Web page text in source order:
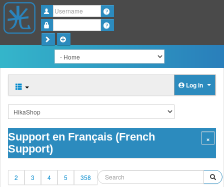
Username
Log in
Support en Français (French
Support)
2 3 4 5 358